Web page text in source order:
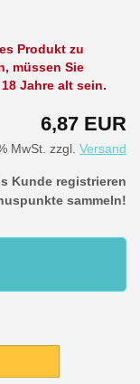
Produkt zu
müssen Sie
Jahre alt sein.
6,87 EUR
MwSt. zzgl. Versand
Kunde registrieren
sammeln!